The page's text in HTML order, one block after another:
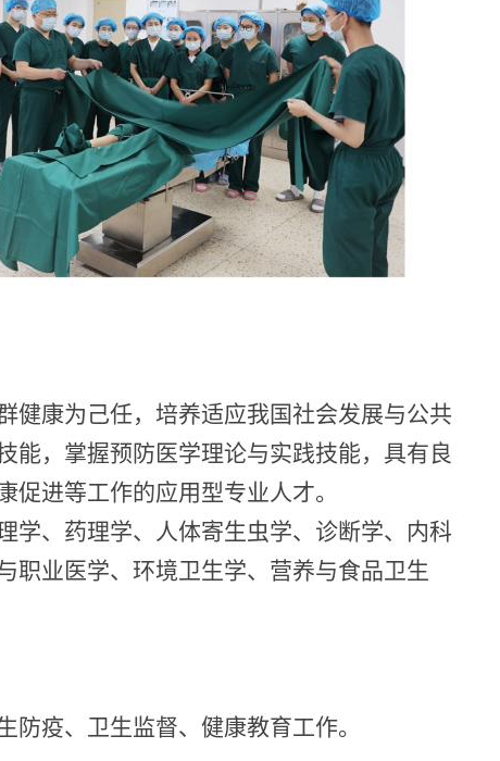
健康为己任，培养适应我国社会发展与公共
能，掌握预防医学理论与实践技能，具有良
进等工作的应用型专业人才。
学、药理学、人体寄生虫学、诊断学、内科
职业医学、环境卫生学、营养与食品卫生
疫、卫生监督、健康教育工作。